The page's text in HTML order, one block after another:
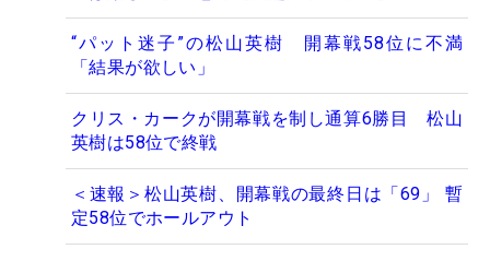
“パット迷子”の松山英樹 開幕戦58位に不満
「結果が欲しい」
クリス・カークが開幕戦を制し通算6勝目 松山
英樹は58位で終戦
＜速報＞松山英樹、開幕戦の最終日は「69」 暫
定58位でホールアウト